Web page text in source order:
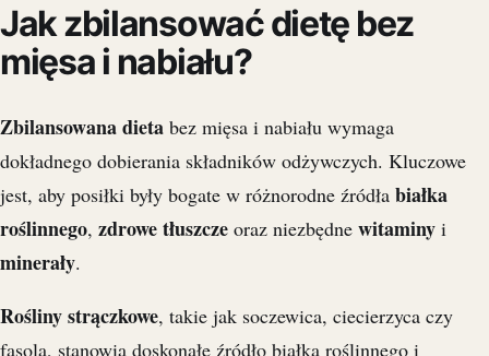
Jak zbilansować dietę bez
mięsa i nabiału?
Zbilansowana dieta bez mięsa i nabiału wymaga
dokładnego dobierania składników odżywczych. Kluczowe
jest, aby posiłki były bogate w różnorodne źródła białka
roślinnego, zdrowe tłuszcze oraz niezbędne witaminy i
minerały.
Rośliny strączkowe, takie jak soczewica, ciecierzyca czy
fasola, stanowią doskonałe źródło białka roślinnego i